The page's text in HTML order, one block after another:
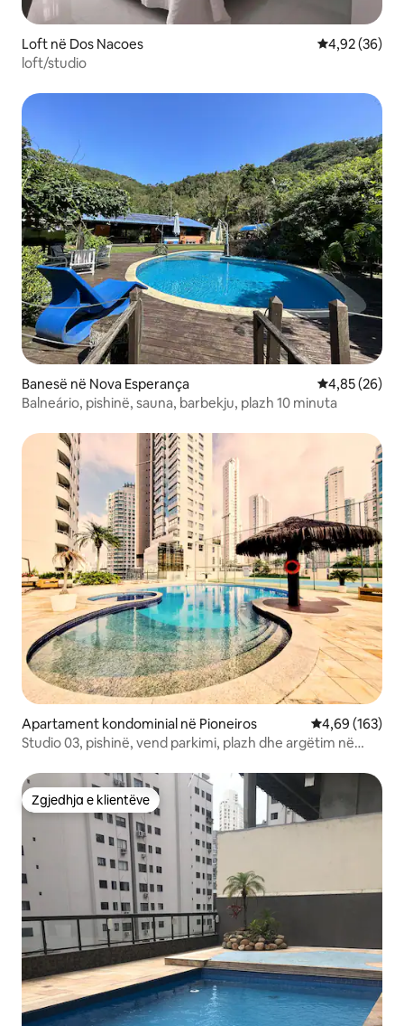
Loft në Dos Nacoes Vlerësimi
4,92 (36)
loft/studio
Banesë në Nova Esperança Vlerësimi
4,85 (26)
Balneário, pishinë, sauna, barbekju, plazh 10 minuta
Apartament kondominial në Pioneiros Vlerësimi
4,69 (163)
Studio 03, pishinë, vend parkimi, plazh dhe argëtim në
Zgjedhja e klientëve
Zgjedhja e klientëve